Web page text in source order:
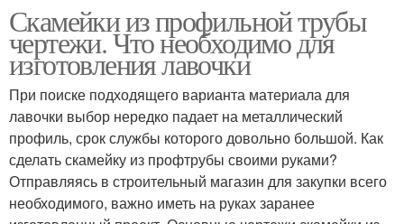
Скамейки из профильной трубы
чертежи. Что необходимо для
изготовления лавочки
При поиске подходящего варианта материала для
лавочки выбор нередко падает на металлический
профиль, срок службы которого довольно большой. Как
сделать скамейку из профтрубы своими руками?
Отправляясь в строительный магазин для закупки всего
необходимого, важно иметь на руках заранее